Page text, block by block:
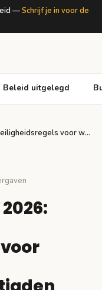
—Schrijf je in voor de
Beleid uitgelegd
eHerkenning SZW 2026: nieuwe digitale veiligheidsregels voor werkgevers…